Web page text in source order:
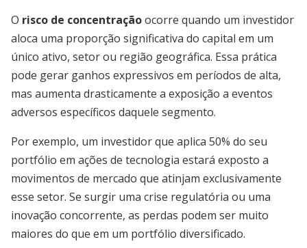
O risco de concentraçãoocorre quando um investidor
aloca uma proporção significativa do capital em um
único ativo, setor ou região geográfica. Essa prática
pode gerar ganhos expressivos em períodos de alta,
mas aumenta drasticamente a exposição a eventos
adversos específicos daquele segmento.
Por exemplo, um investidor que aplica 50% do seu
portfólio em ações de tecnologia estará exposto a
movimentos de mercado que atinjam exclusivamente
esse setor. Se surgir uma crise regulatória ou uma
inovação concorrente, as perdas podem ser muito
maiores do que em um portfólio diversificado.